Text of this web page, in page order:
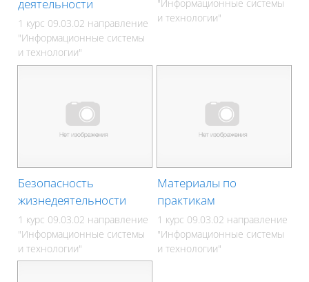
деятельности
1 курс 09.03.02 направление
"Информационные системы
и технологии"
"Информационные системы
и технологии"
Безопасность
жизнедеятельности
1 курс 09.03.02 направление
"Информационные системы
и технологии"
Материалы по
практикам
1 курс 09.03.02 направление
"Информационные системы
и технологии"